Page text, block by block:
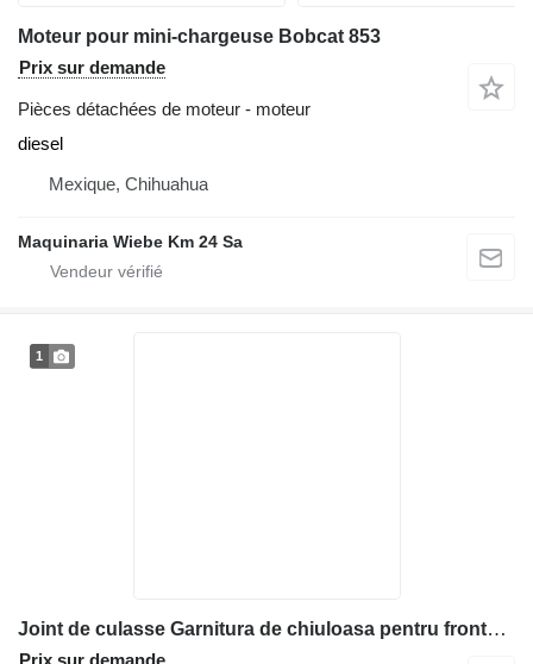
Moteur pour mini-chargeuse Bobcat 853
Prix sur demande
Pièces détachées de moteur - moteur
diesel
Mexique, Chihuahua
Maquinaria Wiebe Km 24 Sa
1
Joint de culasse Garnitura de chiuloasa pentru frontal pour matériel de TP Bobcat
Prix sur demande